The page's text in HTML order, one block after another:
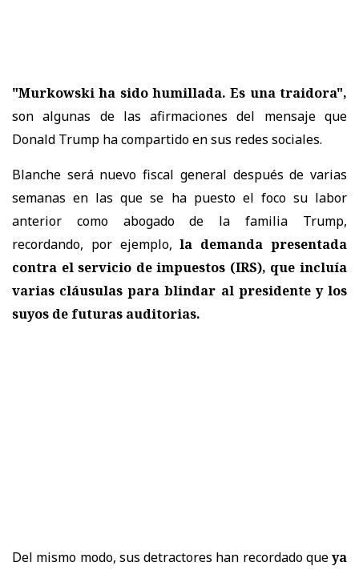
"Murkowski ha sido humillada. Es una traidora",
son algunas de las afirmaciones del mensaje que
Donald Trump ha compartido en sus redes sociales.
Blanche será nuevo fiscal general después de varias
semanas en las que se ha puesto el foco su labor
anterior como abogado de la familia Trump,
recordando, por ejemplo,la demanda presentada
contra el servicio de impuestos (IRS), que incluía
varias cláusulas para blindar al presidente y los
suyos de futuras auditorias.
Del mismo modo, sus detractores han recordado queya